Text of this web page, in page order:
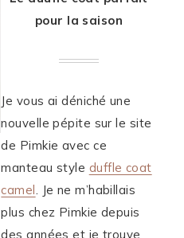
pour la saison
Je vous ai déniché une
nouvelle pépite sur le site
de Pimkie avec ce
manteau style duffle coat
camel. Je ne m’habillais
plus chez Pimkie depuis
des années et je trouve